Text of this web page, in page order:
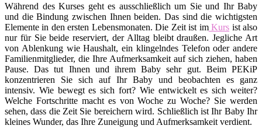
Während des Kurses geht es ausschließlich um Sie und Ihr Baby
und die Bindung zwischen Ihnen beiden. Das sind die wichtigsten
Elemente in den ersten Lebensmonaten. Die Zeit ist imKurs ist also
nur für Sie beide reserviert, der Alltag bleibt draußen. Jegliche Art
von Ablenkung wie Haushalt, ein klingelndes Telefon oder andere
Familienmitglieder, die Ihre Aufmerksamkeit auf sich ziehen, haben
Pause. Das tut Ihnen und ihrem Baby sehr gut. Beim PEKiP
konzentrieren Sie sich auf Ihr Baby und beobachten es ganz
intensiv. Wie bewegt es sich fort? Wie entwickelt es sich weiter?
Welche Fortschritte macht es von Woche zu Woche? Sie werden
sehen, dass die Zeit Sie bereichern wird. Schließlich ist Ihr Baby Ihr
kleines Wunder, das Ihre Zuneigung und Aufmerksamkeit verdient.